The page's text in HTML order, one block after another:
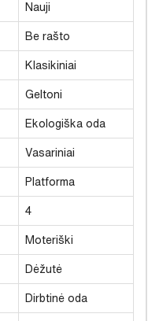
Nauji
Be rašto
Klasikiniai
Geltoni
Ekologiška oda
Vasariniai
Platforma
4
Moteriški
Dėžutė
Dirbtinė oda